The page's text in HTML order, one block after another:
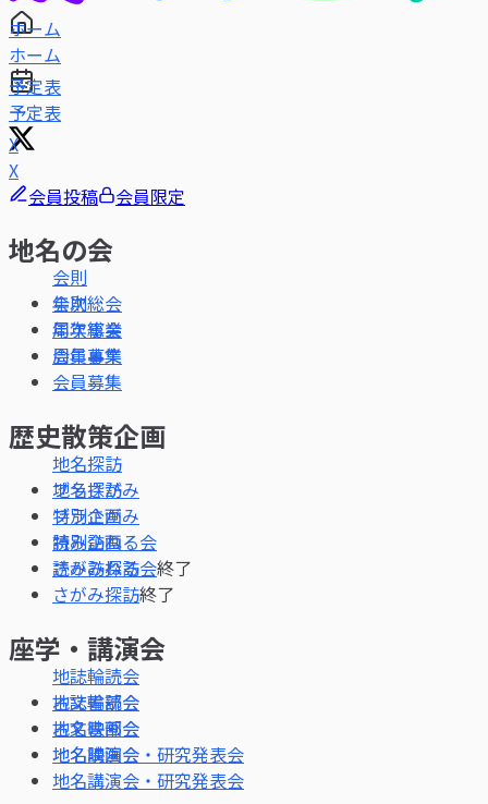
ホーム
予定表
X
会員投稿
会員限定
地名の会
会則
年次総会
周年事業
会員募集
歴史散策企画
地名探訪
ブラさがみ
特別企画
読み訪ねる会終了
さがみ探訪終了
座学・講演会
地誌輪読会
古文書部会
地名映画会
地名講演会・研究発表会